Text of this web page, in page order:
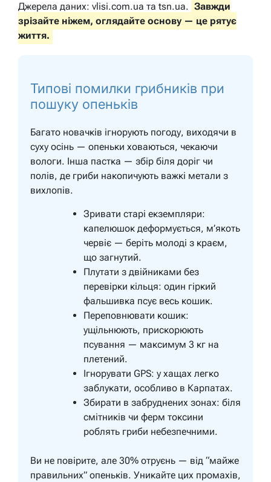
Джерела даних: vlisi.com.ua та tsn.ua. Завжди
зрізайте ніжем, оглядайте основу — це рятує
життя.
Типові помилки грибників при
пошуку опеньків
Багато новачків ігнорують погоду, виходячи в
суху осінь — опеньки ховаються, чекаючи
вологи. Інша пастка — збір біля доріг чи
полів, де гриби накопичують важкі метали з
вихлопів.
Зривати старі екземпляри:
капелюшок деформується, м’якоть
червіє — беріть молоді з краєм,
що загнутий.
Плутати з двійниками без
перевірки кільця: один гіркий
фальшивка псує весь кошик.
Переповнювати кошик:
ущільнюють, прискорюють
псування — максимум 3 кг на
плетений.
Ігнорувати GPS: у хащах легко
заблукати, особливо в Карпатах.
Збирати в забруднених зонах: біля
смітників чи ферм токсини
роблять гриби небезпечними.
Ви не повірите, але 30% отруєнь — від “майже
правильних” опеньків. Уникайте цих промахів,